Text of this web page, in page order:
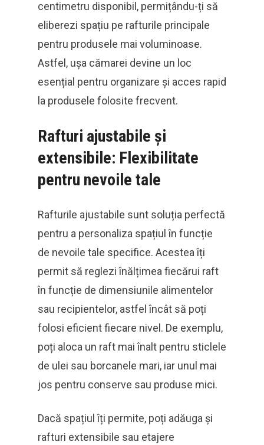
centimetru disponibil, permițându-ți să
eliberezi spațiu pe rafturile principale
pentru produsele mai voluminoase.
Astfel, ușa cămarei devine un loc
esențial pentru organizare și acces rapid
la produsele folosite frecvent.
Rafturi ajustabile și
extensibile: Flexibilitate
pentru nevoile tale
Rafturile ajustabile sunt soluția perfectă
pentru a personaliza spațiul în funcție
de nevoile tale specifice. Acestea îți
permit să reglezi înălțimea fiecărui raft
în funcție de dimensiunile alimentelor
sau recipientelor, astfel încât să poți
folosi eficient fiecare nivel. De exemplu,
poți aloca un raft mai înalt pentru sticlele
de ulei sau borcanele mari, iar unul mai
jos pentru conserve sau produse mici.
Dacă spațiul îți permite, poți adăuga și
rafturi extensibile sau etajere